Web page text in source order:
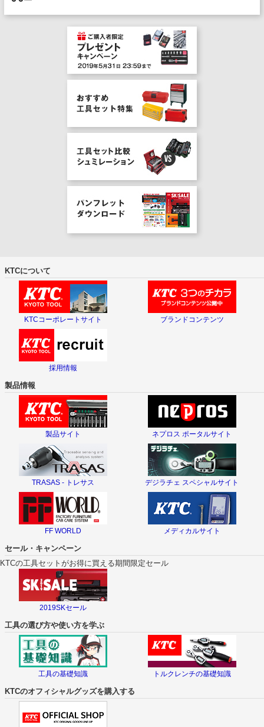
KTCについて
KTCコーポレートサイト ブランドコンテンツ
採用情報
製品情報
製品サイト ネプロス ポータルサイト
TRASAS - トレサス デジラチェ スペシャルサイト
FF WORLD メディカルサイト
セール・キャンペーン
KTCの工具セットがお得に買える期間限定セール
2019SKセール
工具の選び方や使い方を学ぶ
工具の基礎知識 トルクレンチの基礎知識
KTCのオフィシャルグッズを購入する